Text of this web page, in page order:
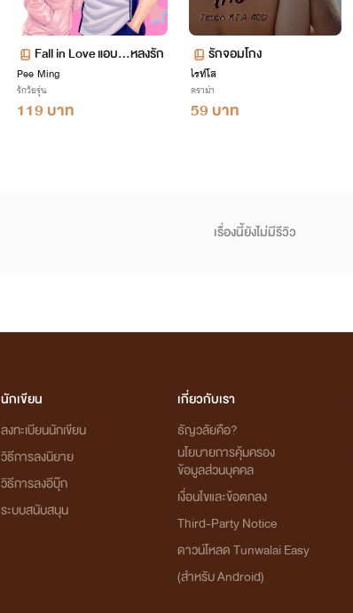
Fall in Love แอบ...หลงรัก
Pee Ming
รักวัยรุ่น
119 บาท
รักจอมโกง
ไรท์โส
ดราม่า
59 บาท
เรื่องนี้ยังไม่มีรีวิว
นักเขียน
ลงทะเบียนนักเขียน
วิธีการลงนิยาย
วิธีการลงอีบุ๊ก
ระบบสนับสนุน
เกี่ยวกับเรา
ธัญวลัยคือ?
นโยบายการคุ้มครอง
ข้อมูลส่วนบุคคล
เงื่อนไขและข้อตกลง
Third-Party Notice
ดาวน์โหลด Tunwalai Easy
(สำหรับ Android)